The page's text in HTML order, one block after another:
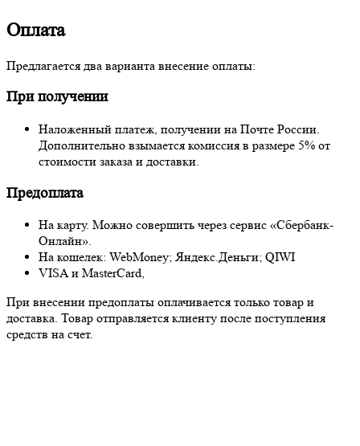
Оплата
Предлагается два варианта внесение оплаты:
При получении
Наложенный платеж, получении на Почте России.
Дополнительно взымается комиссия в размере 5% от
стоимости заказа и доставки.
Предоплата
На карту. Можно совершить через сервис «Сбербанк-
Онлайн».
На кошелек: WebMoney; Яндекс.Деньги; QIWI
VISA и MasterCard,
При внесении предоплаты оплачивается только товар и
доставка. Товар отправляется клиенту после поступления
средств на счет.